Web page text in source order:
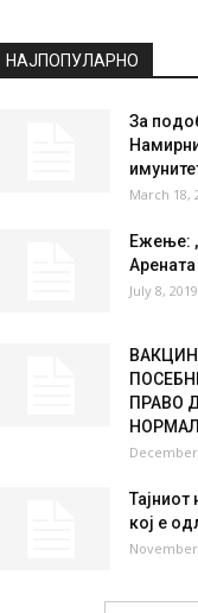
MON
40
За
Eжење:
Арената